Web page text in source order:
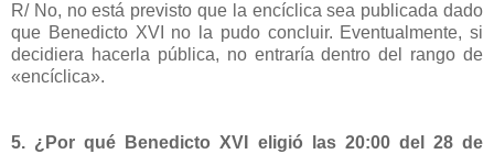
R/ No, no está previsto que la encíclica sea publicada dado
que Benedicto XVI no la pudo concluir. Eventualmente, si
decidiera hacerla pública, no entraría dentro del rango de
«encíclica».
5. ¿Por qué Benedicto XVI eligió las 20:00 del 28 de